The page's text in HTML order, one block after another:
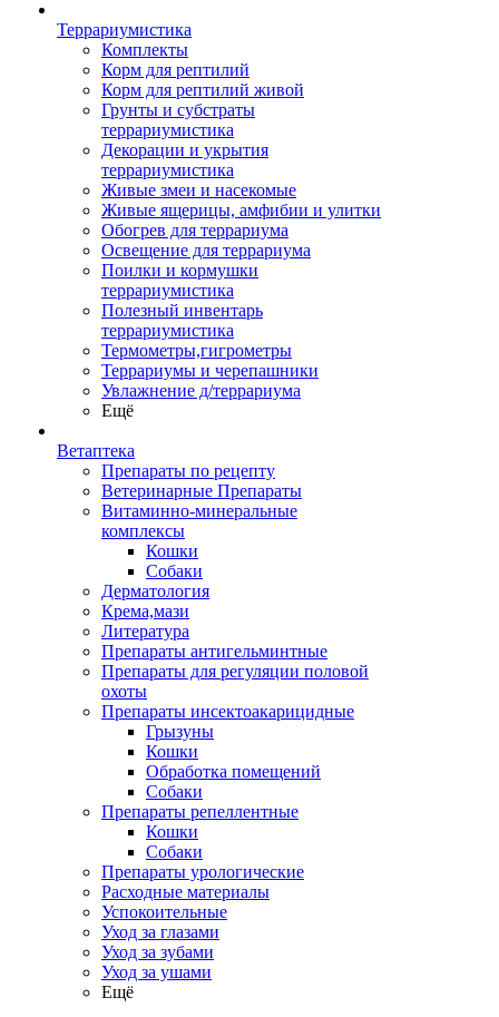
Террариумистика
Комплекты
Корм для рептилий
Корм для рептилий живой
Грунты и субстраты
террариумистика
Декорации и укрытия
террариумистика
Живые змеи и насекомые
Живые ящерицы, амфибии и улитки
Обогрев для террариума
Освещение для террариума
Поилки и кормушки
террариумистика
Полезный инвентарь
террариумистика
Термометры,гигрометры
Террариумы и черепашники
Увлажнение д/террариума
Ещё
Ветаптека
Препараты по рецепту
Ветеринарные Препараты
Витаминно-минеральные
комплексы
Кошки
Собаки
Дерматология
Крема,мази
Литература
Препараты антигельминтные
Препараты для регуляции половой
охоты
Препараты инсектоакарицидные
Грызуны
Кошки
Обработка помещений
Собаки
Препараты репеллентные
Кошки
Собаки
Препараты урологические
Расходные материалы
Успокоительные
Уход за глазами
Уход за зубами
Уход за ушами
Ещё